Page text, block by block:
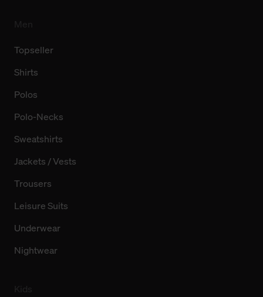
Topseller
Shirts
Polos
Polo-Necks
Sweatshirts
Jackets / Vests
Trousers
Leisure Suits
Underwear
Nightwear